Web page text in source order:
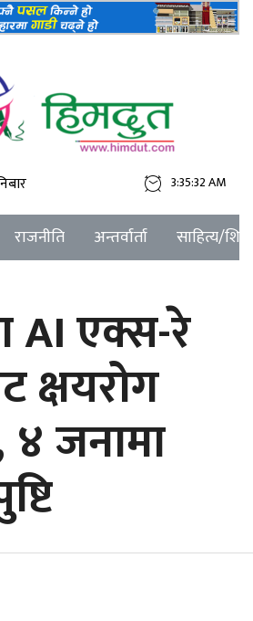
3:35:32 AM
राजनीति अन्तर्वार्ता साहित्य/
AI एक्स-रे
क्षयरोग
४ जनामा